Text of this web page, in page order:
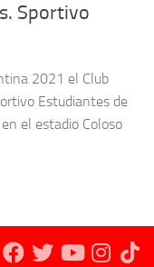
Sportivo
2021 el Club
Estudiantes de
el estadio Coloso